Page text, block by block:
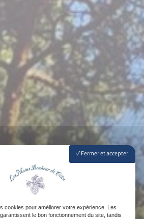
Fermer et accepter
cookies pour améliorer votre expérience. Les
le bon fonctionnement du site, tandis